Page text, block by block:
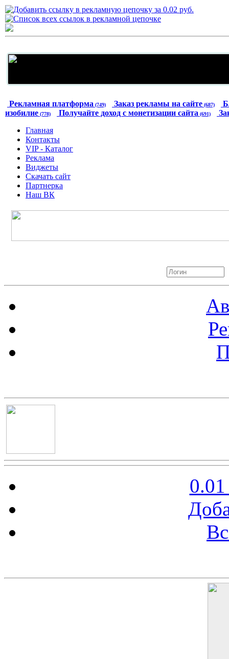
Рекламная платформа (749) Заказ рекламы на сайте (687)
изобилие (778) Получайте доход с монетизации сайта (691)
Главная
Контакты
VIP - Каталог
Реклама
Виджеты
Скачать сайт
Партнерка
Наш ВК